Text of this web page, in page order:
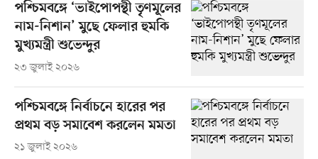
পশ্চিমবঙ্গে ‘ভাইপোপন্থী তৃণমূলের
নাম-নিশান’ মুছে ফেলার হুমকি
মুখ্যমন্ত্রী শুভেন্দুর
২৩ জুলাই ২০২৬
পশ্চিমবঙ্গে নির্বাচনে হারের পর
প্রথম বড় সমাবেশ করলেন মমতা
২১ জুলাই ২০২৬